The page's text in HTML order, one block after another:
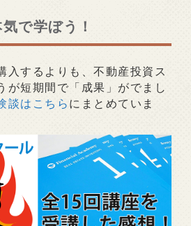
で学ぼう！
入するよりも、不動産投資ス
が短期間で「成果」がでまし
談はこちらにまとめていま